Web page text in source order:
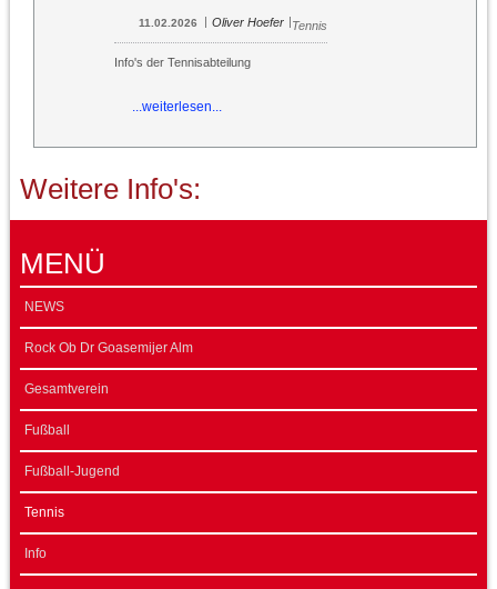
11.02.2026 | Oliver Hoefer |Tennis
Info's der Tennisabteilung
...weiterlesen...
Weitere Info's:
MENÜ
NEWS
Rock Ob Dr Goasemijer Alm
Gesamtverein
Fußball
Fußball-Jugend
Tennis
Info